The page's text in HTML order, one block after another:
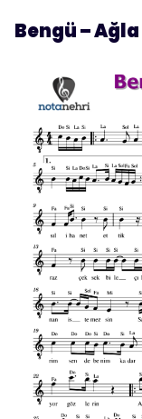
Bengü –